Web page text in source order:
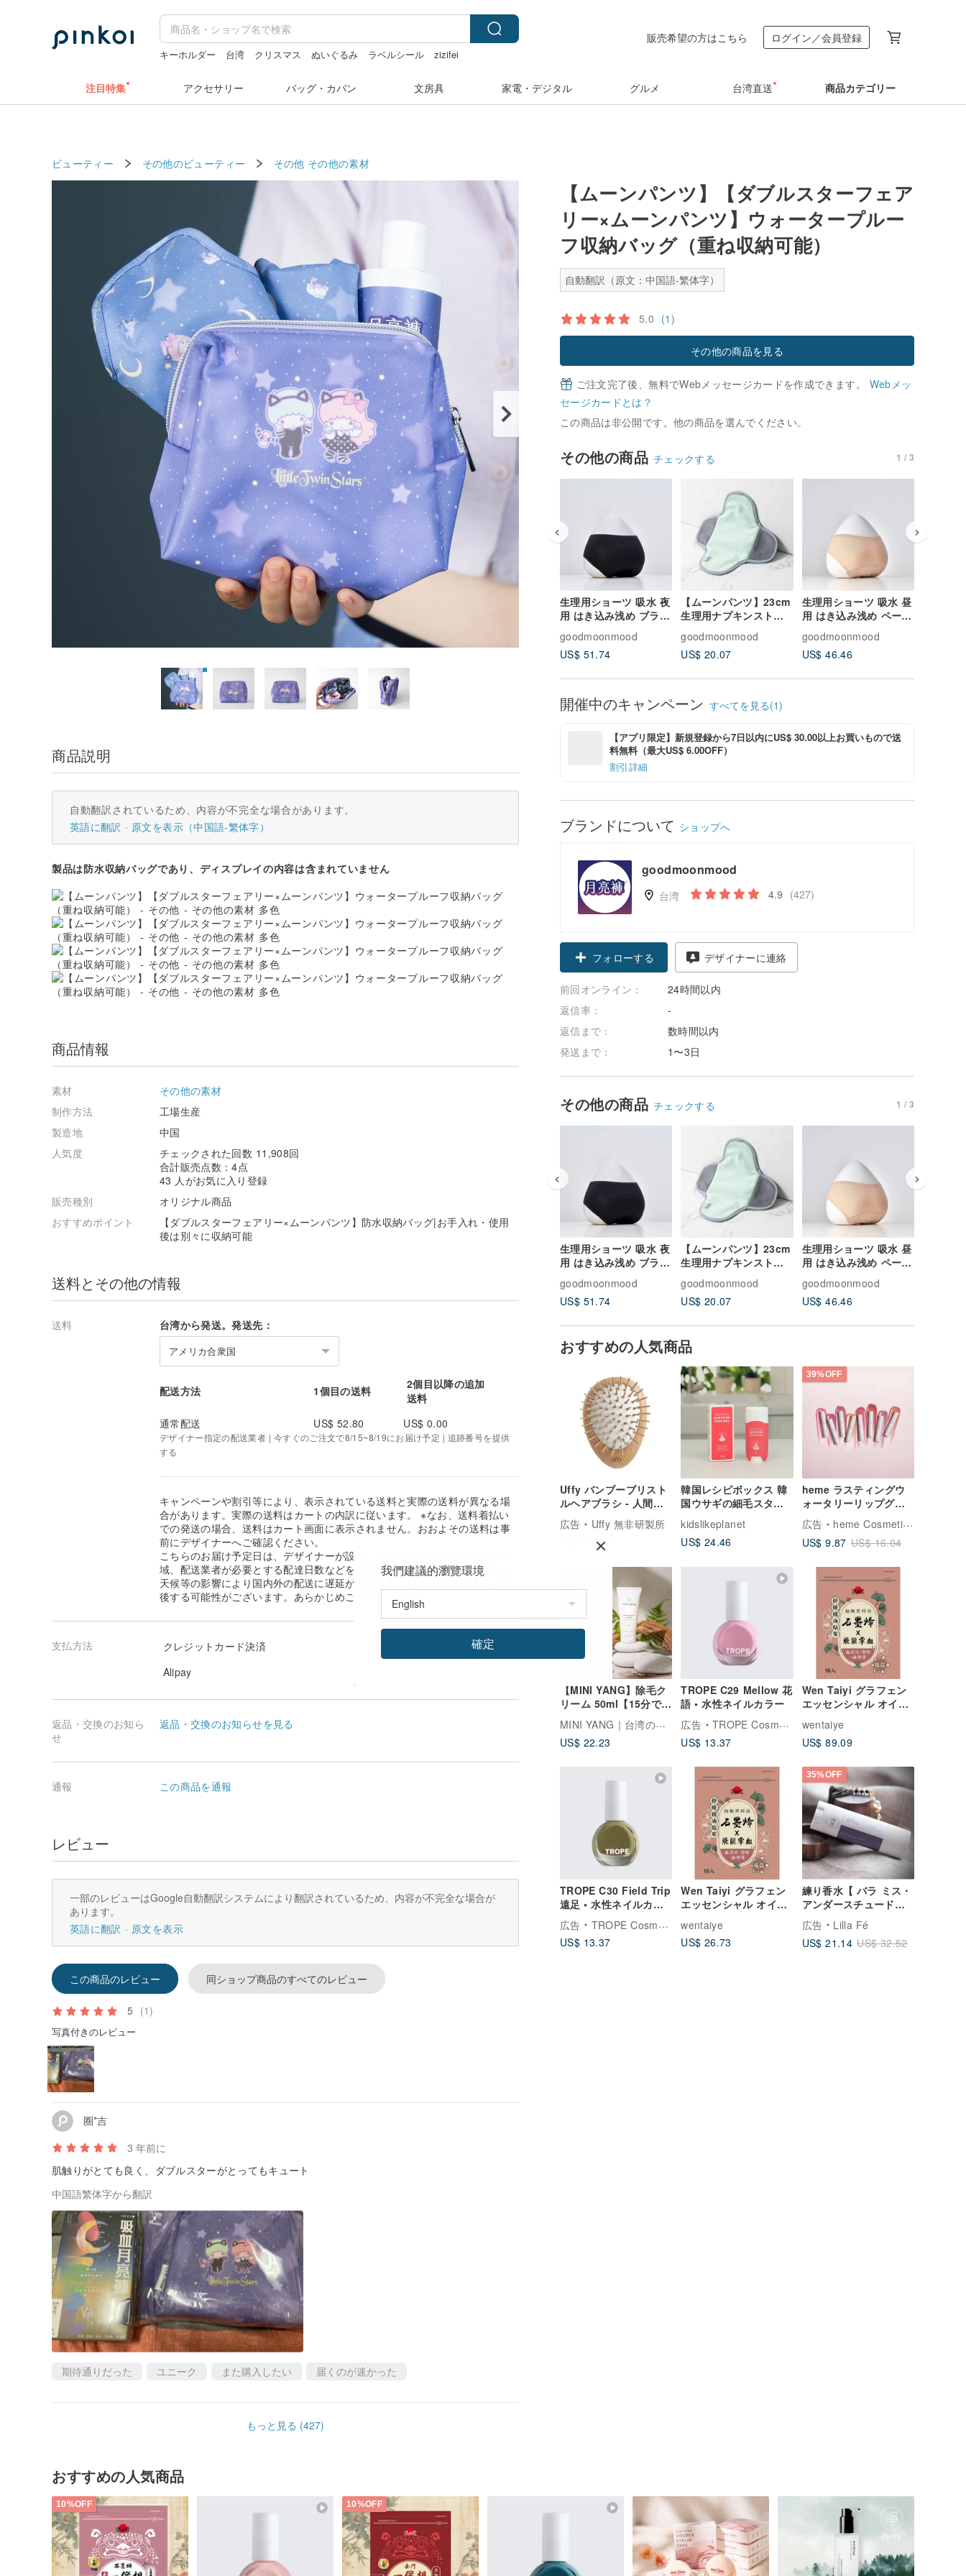
キーホルダー 台湾 クリスマス ぬいぐるみ ラベルシール
zizifei
販売希望の方はこちら ログイン／会員登録
注目特集 アクセサリー バッグ・カバン 文房具 家電・デジタル グルメ 台湾直送 商品カテゴリー
ビューティー その他のビューティー その他 その他の素材
【ムーンパンツ】【ダブルスターフェア
リー×ムーンパンツ】ウォータープルー
フ収納バッグ（重ね収納可能）
自動翻訳（原文：中国語-繁体字）
5.0 (1)
その他の商品を見る
ご注文完了後、無料でWebメッセージカードを作成できます。 Webメッ
セージカードとは？
この商品は非公開です。他の商品を選んでください。
その他の商品 チェックする 1 / 3
生理用ショーツ 吸水 夜
用 はき込み浅め ブラッ
goodmoonmood
US$ 51.74
【ムーンパンツ】23cm
生理用ナプキンストラ
goodmoonmood
US$ 20.07
生理用ショーツ 吸水 昼
用 はき込み浅め ペール
goodmoonmood
US$ 46.46
開催中のキャンペーン すべてを見る(1)
【アプリ限定】新規登録から7日以内にUS$ 30.00以上お買いもので送
料無料（最大US$ 6.00OFF）
割引詳細
ブランドについて ショップへ
goodmoonmood
台湾 4.9 (427)
フォローする デザイナーに連絡
前回オンライン：
24時間以内
返信率：
-
返信まで：
数時間以内
発送まで：
1〜3日
その他の商品 チェックする 1 / 3
生理用ショーツ 吸水 夜
用 はき込み浅め ブラッ
ク S~3XL
goodmoonmood
US$ 51.74
【ムーンパンツ】23cm
生理用ナプキンストラ
イプ グラスグリーン
goodmoonmood
US$ 20.07
生理用ショーツ 吸水 昼
用 はき込み浅め ペール
オレンジ S~3XL
goodmoonmood
US$ 46.46
おすすめの人気商品
Uffy バンブーブリスト
ルヘアブラシ - 人間工
学に基づいた頭皮マッ
サージャー - ビーチウ
広告
Uffy 無非研製所
US$ 79.29
韓国レシピボックス 韓
国ウサギの細毛スタイ
リングワックススティ
ック/ヘアスムージング
スティック__切れ毛/雑
kidslikeplanet
US$ 24.46
39%OFF
heme ラスティングウ
ォータリーリップグレ
イズ 2.5ml
広告
heme Cosmetics ヒーミー
US$ 9.87 US$ 16.04
【MINI YANG】除毛ク
リーム 50ml【15分でス
ピード除毛】
MINI YANG｜台湾のホットワックスのトップブランド
US$ 22.23
TROPE C29 Mellow 花
語 • 水性ネイルカラー
広告
TROPE Cosmetics
US$ 13.37
Wen Taiyi グラフェン
エッセンシャル オイル
ッド) パッチ 10 枚 (10
パックセット)
wentaiye
US$ 89.09
TROPE C30 Field Trip
遠足 • 水性ネイルカラ
ー
広告
TROPE Cosmetics
US$ 13.37
Wen Taiyi グラフェン
エッセンシャル オイル
ッド) パッチ 10 枚 (3
パックセット)
wentaiye
US$ 26.73
35%OFF
練り香水【 バラ ミス・
アンダースチュード
Miss understood? 】
Solid perfume
広告
Lilla Fé
US$ 21.14 US$ 32.52
商品説明
自動翻訳されているため、内容が不完全な場合があります。
英語に翻訳
原文を表示（中国語-繁体字）
製品は防水収納バッグであり、ディスプレイの内容は含まれていません
商品情報
素材
その他の素材
制作方法
工場生産
製造地
中国
人気度
チェックされた回数 11,908回
合計販売点数：4点
43 人がお気に入り登録
販売種別
オリジナル商品
おすすめポイント
【ダブルスターフェアリー×ムーンパンツ】防水収納バッグ|お手入れ・使用
後は別々に収納可能
送料とその他の情報
送料 台湾から発送。発送先：
アメリカ合衆国
配送方法 1個目の送料
2個目以降の追加
送料
通常配送
US$ 52.80 US$ 0.00
デザイナー指定の配送業者 | 今すぐのご注文で8/15~8/19にお届け予定 | 追跡番号を提供
する
キャンペーンや割引等により、表示されている送料と実際の送料が異なる場
合があります。実際の送料はカートの内訳に従います。 ※なお、送料着払い
での発送の場合、送料はカート画面に表示されません。おおよその送料は事
前にデザイナーへご確認ください。
こちらのお届け予定日は、デザイナーが設定した発送までの日数、配送先地
域、配送業者が必要とする配達日数などを考慮し算出しております。祝日や
天候等の影響により国内外の配送に遅延が発生した場合、実際の到着日が前
後する可能性がございます。あらかじめご了承ください。
支払方法
クレジットカード決済
Alipay
返品・交換のお知ら
せ
返品・交換のお知らせを見る
通報 この商品を通報
レビュー
一部のレビューはGoogle自動翻訳システムにより翻訳されているため、内容が不完全な場合が
あります。
英語に翻訳
原文を表示
この商品のレビュー 同ショップ商品のすべてのレビュー
5 (1)
写真付きのレビュー
圈*吉
3 年前に
肌触りがとても良く、ダブルスターがとってもキュート
中国語繁体字から翻訳
期待通りだった ユニーク また購入したい 届くのが速かった
もっと見る (427)
おすすめの人気商品
10%OFF 10%OFF
我們建議的瀏覽環境
確定